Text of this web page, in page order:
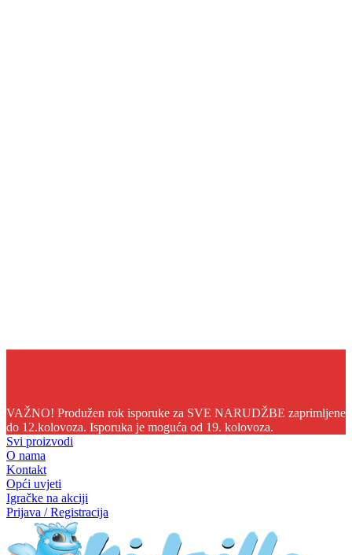
VAŽNO! Produžen rok isporuke za SVE NARUDŽBE zaprimljene
do 12.kolovoza. Isporuka je moguća od 19. kolovoza.
Svi proizvodi
O nama
Kontakt
Opći uvjeti
Igračke na akciji
Prijava / Registracija